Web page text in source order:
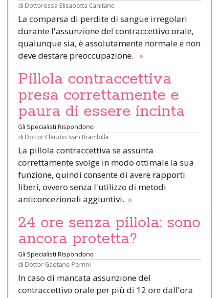
di Dottoressa Elisabetta Canitano
La comparsa di perdite di sangue irregolari
durante l'assunzione del contraccettivo orale,
qualunque sia, è assolutamente normale e non
deve destare preoccupazione. »
Pillola contraccettiva
presa correttamente e
paura di essere incinta
Gli Specialisti Rispondono
di Dottor Claudio Ivan Brambilla
La pillola contraccettiva se assunta
correttamente svolge in modo ottimale la sua
funzione, quindi consente di avere rapporti
liberi, ovvero senza l'utilizzo di metodi
anticoncezionali aggiuntivi. »
24 ore senza pillola: sono
ancora protetta?
Gli Specialisti Rispondono
di Dottor Gaetano Perrini
In caso di mancata assunzione del
contraccettivo orale per più di 12 ore dall'ora